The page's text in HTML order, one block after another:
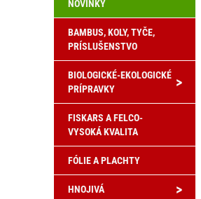
NOVINKY
BAMBUS, KOLY, TYČE,
PRÍSLUŠENSTVO
>
BIOLOGICKÉ-EKOLOGICKÉ
PRÍPRAVKY
FISKARS A FELCO-
VYSOKÁ KVALITA
FÓLIE A PLACHTY
>
HNOJIVÁ